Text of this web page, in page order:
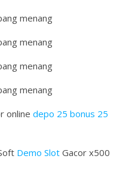
menang
menang
menang
menang
online depo 25 bonus 25
Demo Slot Gacor x500